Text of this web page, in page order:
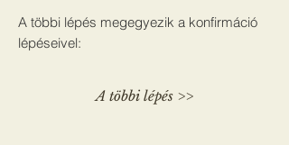
A többi lépés megegyezik a konfirmáció
lépéseivel:
A többi lépés >>